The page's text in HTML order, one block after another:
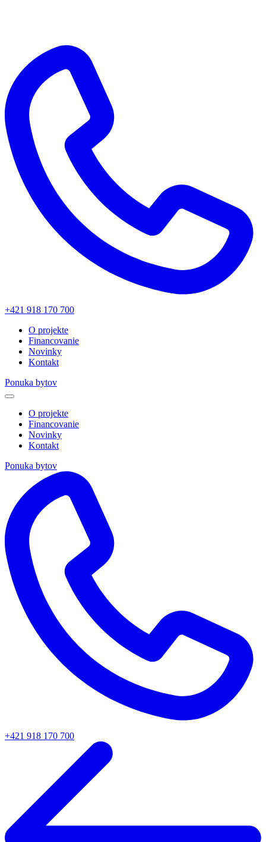
+421 918 170 700
O projekte
Financovanie
Novinky
Kontakt
Ponuka bytov
O projekte
Financovanie
Novinky
Kontakt
Ponuka bytov
+421 918 170 700